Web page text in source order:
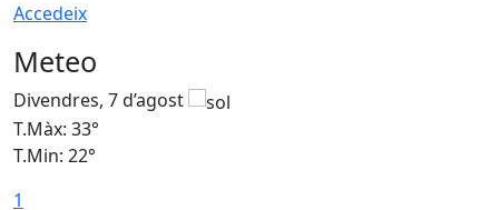
Accedeix
Meteo
Divendres, 7 d’agost
T.Màx: 33°
T.Min: 22°
1